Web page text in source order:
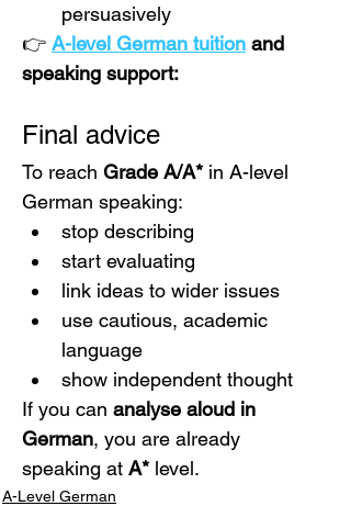
persuasively
👉 A-level German tuition and
speaking support:
Final advice
To reach Grade A/A* in A-level
German speaking:
stop describing
start evaluating
link ideas to wider issues
use cautious, academic
language
show independent thought
If you can analyse aloud in
German, you are already
speaking at A* level.
A-Level German